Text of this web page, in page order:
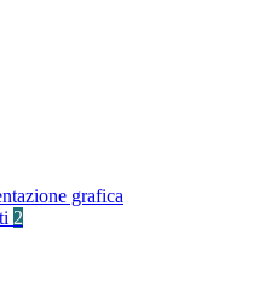
grafica
2